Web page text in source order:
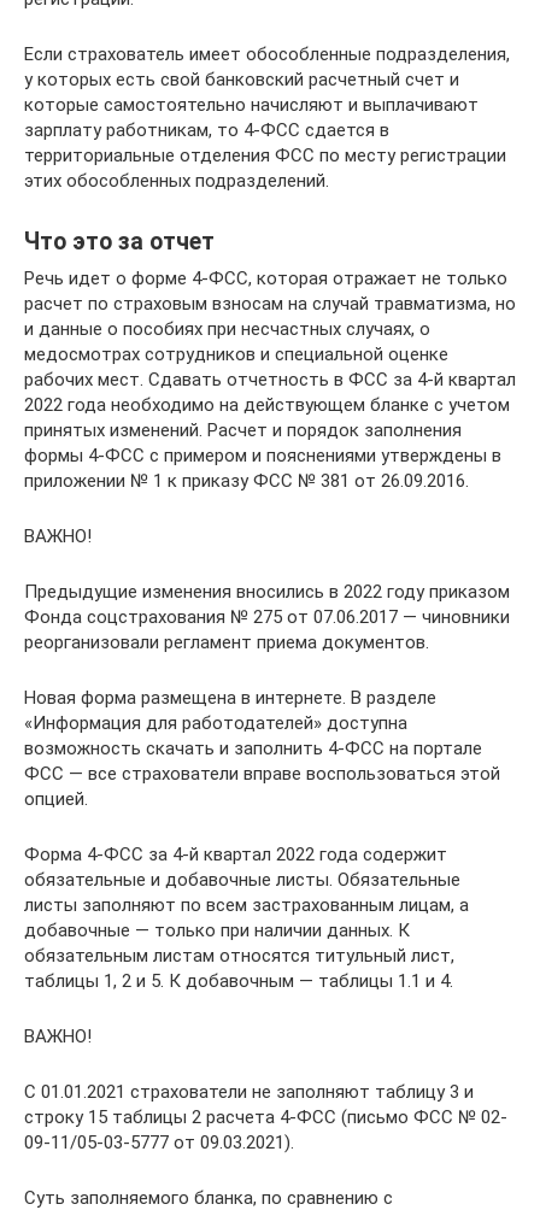
Если страхователь имеет обособленные подразделения,
у которых есть свой банковский расчетный счет и
которые самостоятельно начисляют и выплачивают
зарплату работникам, то 4-ФСС сдается в
территориальные отделения ФСС по месту регистрации
этих обособленных подразделений.
Что это за отчет
Речь идет о форме 4-ФСС, которая отражает не только
расчет по страховым взносам на случай травматизма, но
и данные о пособиях при несчастных случаях, о
медосмотрах сотрудников и специальной оценке
рабочих мест. Сдавать отчетность в ФСС за 4-й квартал
2022 года необходимо на действующем бланке с учетом
принятых изменений. Расчет и порядок заполнения
формы 4-ФСС с примером и пояснениями утверждены в
приложении № 1 к приказу ФСС № 381 от 26.09.2016.
ВАЖНО!
Предыдущие изменения вносились в 2022 году приказом
Фонда соцстрахования № 275 от 07.06.2017 — чиновники
реорганизовали регламент приема документов.
Новая форма размещена в интернете. В разделе
«Информация для работодателей» доступна
возможность скачать и заполнить 4-ФСС на портале
ФСС — все страхователи вправе воспользоваться этой
опцией.
Форма 4-ФСС за 4-й квартал 2022 года содержит
обязательные и добавочные листы. Обязательные
листы заполняют по всем застрахованным лицам, а
добавочные — только при наличии данных. К
обязательным листам относятся титульный лист,
таблицы 1, 2 и 5. К добавочным — таблицы 1.1 и 4.
ВАЖНО!
С 01.01.2021 страхователи не заполняют таблицу 3 и
строку 15 таблицы 2 расчета 4-ФСС (письмо ФСС № 02-
09-11/05-03-5777 от 09.03.2021).
Суть заполняемого бланка, по сравнению с